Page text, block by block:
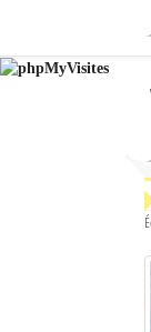
L'actualité à